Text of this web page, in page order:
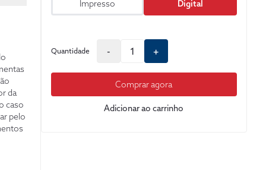
da
caso
pelo
Impresso
Digital
Quantidade - +
Comprar agora
Adicionar ao carrinho